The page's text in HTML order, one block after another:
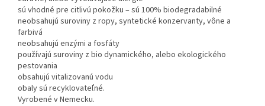
sú vhodné pre citlivú pokožku – sú 100% biodegradabilné
neobsahujú suroviny z ropy, syntetické konzervanty, vône a
farbivá
neobsahujú enzými a fosfáty
používajú suroviny z bio dynamického, alebo ekologického
pestovania
obsahujú vitalizovanú vodu
obaly sú recyklovateľné.
Vyrobené v Nemecku.